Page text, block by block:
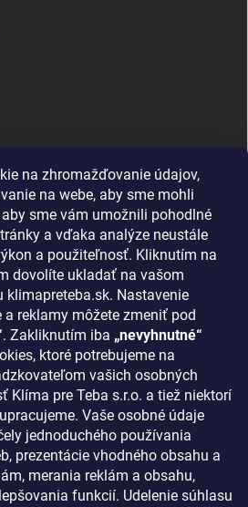
na zhromažďovanie údajov,
na webe, aby sme mohli
sme vám umožnili pohodlné
a vďaka analýze neustále
a použiteľnosť. Kliknutím na
dovolíte ukladať na vašom
klimapreteba.sk. Nastavenie
a reklamy môžete zmeniť pod
. Zakliknutím iba „nevyhnutné“
ktoré potrebujeme na
vašich osobných
Klíma pre Teba s.r.o. a tiež niektorí
Vaše osobné údaje
jednoduchého používania
prezentácie vhodného obsahu a
merania reklám a obsahu,
funkcií. Udelenie súhlasu
údajov
klimapreteba.sk